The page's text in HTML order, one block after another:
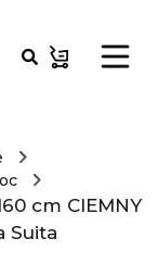
cm CIEMNY
Suita